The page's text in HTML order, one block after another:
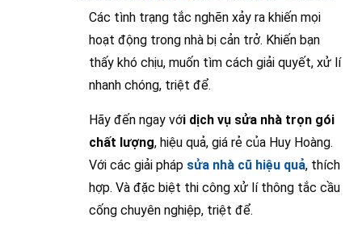
Các tình trạng tắc nghẽn xảy ra khiến mọi
hoạt động trong nhà bị cản trở. Khiến bạn
thấy khó chịu, muốn tìm cách giải quyết, xử lí
nhanh chóng, triệt để.
Hãy đến ngay với dịch vụ sửa nhà trọn gói
chất lượng, hiệu quả, giá rẻ của Huy Hoàng.
Với các giải pháp sửa nhà cũ hiệu quả, thích
hợp. Và đặc biệt thi công xử lí thông tắc cầu
cống chuyên nghiệp, triệt để.